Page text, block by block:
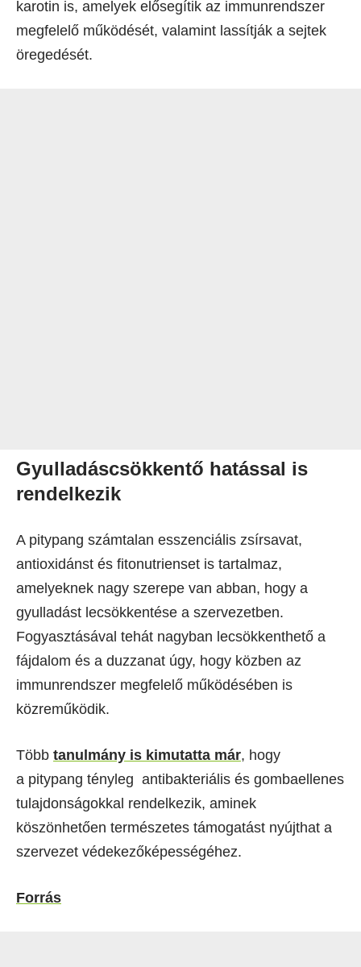
karotin is, amelyek elősegítik az immunrendszer
megfelelő működését, valamint lassítják a sejtek
öregedését.
Gyulladáscsökkentő hatással is
rendelkezik
A pitypang számtalan esszenciális zsírsavat,
antioxidánst és fitonutrienset is tartalmaz,
amelyeknek nagy szerepe van abban, hogy a
gyulladást lecsökkentése a szervezetben.
Fogyasztásával tehát nagyban lecsökkenthető a
fájdalom és a duzzanat úgy, hogy közben az
immunrendszer megfelelő működésében is
közreműködik.
Több tanulmány is kimutatta már, hogy
a pitypang tényleg antibakteriális és gombaellenes
tulajdonságokkal rendelkezik, aminek
köszönhetően természetes támogatást nyújthat a
szervezet védekezőképességéhez.
Forrás